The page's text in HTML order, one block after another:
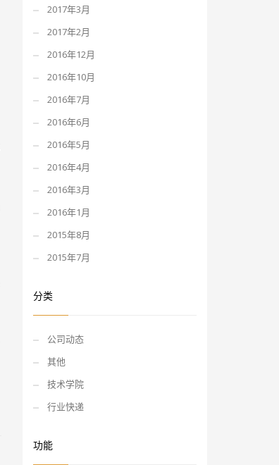
2017年3月
2017年2月
2016年12月
2016年10月
2016年7月
2016年6月
2016年5月
2016年4月
2016年3月
2016年1月
2015年8月
2015年7月
分类
公司动态
其他
技术学院
行业快递
功能